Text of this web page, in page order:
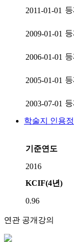
2011-01-01 등
2009-01-01 등
2006-01-01 등
2005-01-01 등
2003-07-01 등
학술지 인용
기준연도
2016
KCIF(4년)
0.96
연관 공개강의